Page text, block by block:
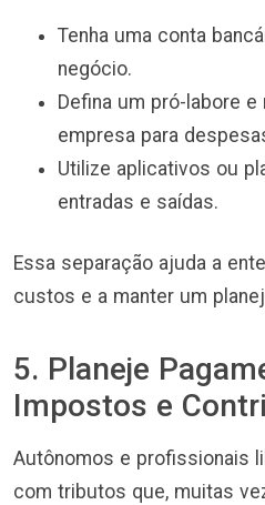
Tenha uma conta
negócio.
Defina um pró-labore
empresa para
Utilize aplicativos ou
entradas e saídas.
Essa separação ajuda a
custos e a manter um
5. Planeje
Impostos e
Autônomos e profissionais
com tributos que, muitas